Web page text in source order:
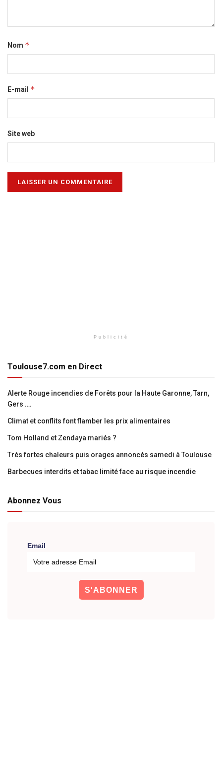
Nom *
E-mail *
Site web
Publicité
Toulouse7.com en Direct
Alerte Rouge incendies de Forêts pour la Haute Garonne, Tarn,
Gers ….
Climat et conflits font flamber les prix alimentaires
Tom Holland et Zendaya mariés ?
Très fortes chaleurs puis orages annoncés samedi à Toulouse
Barbecues interdits et tabac limité face au risque incendie
Abonnez Vous
Email